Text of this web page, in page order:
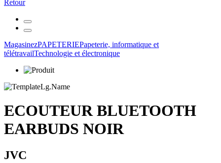
Retour
MagasinezPAPETERIEPapeterie, informatique et
télétravailTechnologie et électronique
ECOUTEUR BLUETOOTH
EARBUDS NOIR
JVC